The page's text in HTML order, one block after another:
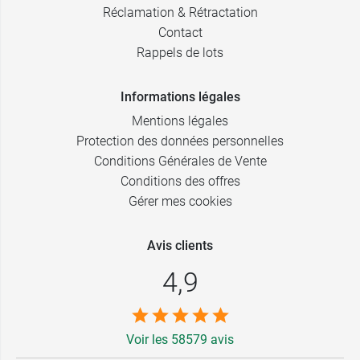
Réclamation & Rétractation
Contact
Rappels de lots
Informations légales
Mentions légales
Protection des données personnelles
Conditions Générales de Vente
Conditions des offres
Gérer mes cookies
Avis clients
4,9
Voir les 58579 avis